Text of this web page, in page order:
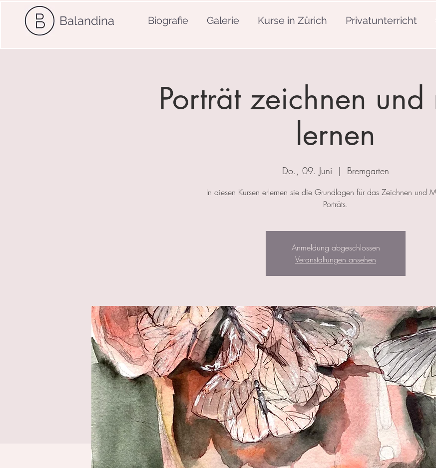
Balandina Biografie Galerie Kurse in Zürich Privatunterricht
Porträt zeichnen und
lernen
Do., 09. Juni
  |
Bremgarten
In diesen Kursen erlernen sie die Grundlagen für das Zeichnen und
Porträts.
Anmeldung abgeschlossen
Veranstaltungen ansehen